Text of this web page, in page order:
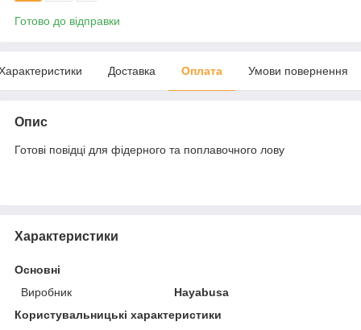
Готово до відправки
Доставка Оплата Умови повернення
Опис
Готові повідці для фідерного та поплавочного лову
Характеристики
Основні
Виробник
Hayabusa
Користувальницькі характеристики